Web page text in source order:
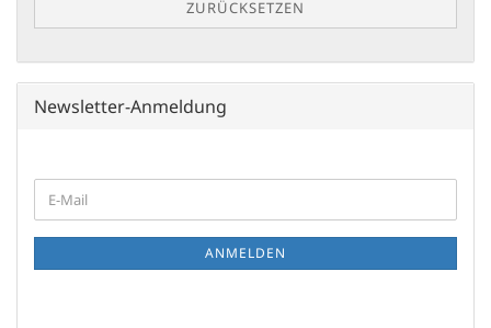
ZURÜCKSETZEN
Newsletter-Anmeldung
ZUR
NEWSLETTER-
E-
Mail
ANMELDEN